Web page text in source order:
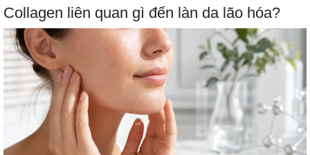
Collagen liên quan gì đến làn da lão hóa?